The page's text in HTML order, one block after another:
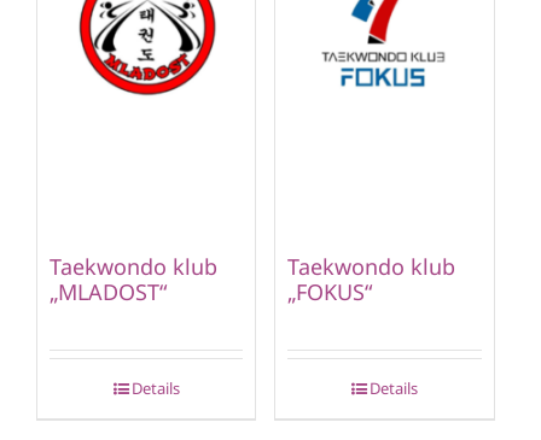
Taekwondo klub
„MLADOST“
Details
Taekwondo klub
„FOKUS“
Details